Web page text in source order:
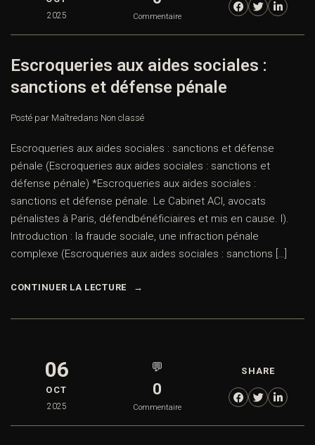
2025 Commentaire
Escroqueries aux aides sociales :
sanctions et défense pénale
Posté par Maîtredans Non classé
Escroqueries aux aides sociales : sanctions et défense
pénale (Escroqueries aux aides sociales : sanctions et
défense pénale) *Escroqueries aux aides sociales :
sanctions et défense pénale. Le Cabinet ACI, avocats
pénalistes à Paris, défendbénéficiaires et mis en cause. I).
Introduction : la fraude sociale, une infraction pénale
complexe (Escroqueries aux aides sociales : sanctions […]
CONTINUER LA LECTURE
06
OCT
2025
💬
0
Commentaire
SHARE